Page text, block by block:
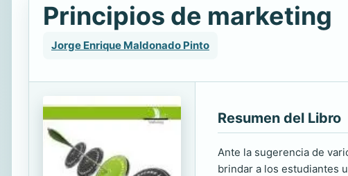
Principios de marketing
Jorge Enrique Maldonado Pinto
Resumen del Libro
Ante la sugerencia de
brindar a los estudiantes